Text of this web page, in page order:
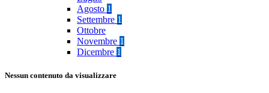
Agosto 1
Settembre 1
Ottobre
Novembre 1
Dicembre 1
Nessun contenuto da visualizzare